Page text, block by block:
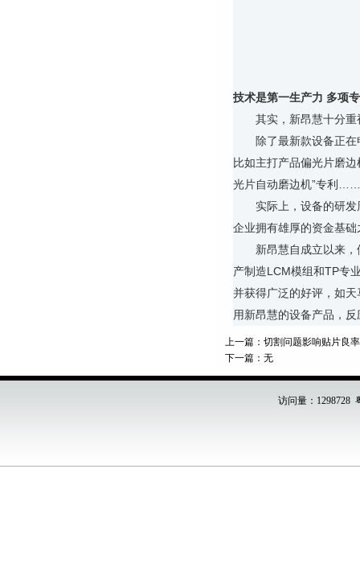
技术是第一生产力 多项
其实，新昂慧十分
除了最新款设备正
比如主打产品偏光片磨
光片自动磨边机”专利
实际上，设备的研
企业拥有雄厚的资金基
新昂慧自成立以来
产制造LCM模组和TP专
并获得广泛的好评，如
用新昂慧的设备产品，
上一篇： 切割问题影响贴片良
下一篇：无
访问量：1298728